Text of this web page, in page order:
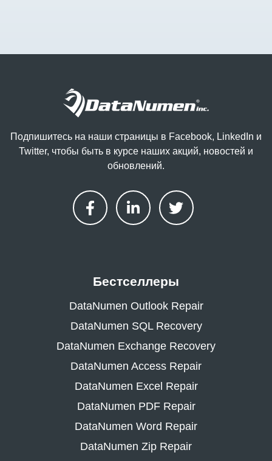
Подпишитесь на наши страницы в Facebook, LinkedIn и
Twitter, чтобы быть в курсе наших акций, новостей и
обновлений.
Бестселлеры
DataNumen Outlook Repair
DataNumen SQL Recovery
DataNumen Exchange Recovery
DataNumen Access Repair
DataNumen Excel Repair
DataNumen PDF Repair
DataNumen Word Repair
DataNumen Zip Repair